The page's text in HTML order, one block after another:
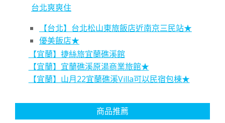
台北爽爽住
【台北】台北松山東旅飯店近南京三民站★
優美飯店★
【宜蘭】捷絲旅宜蘭礁溪館
【宜蘭】宜蘭礁溪原湯商業旅館★
【宜蘭】山月22宜蘭礁溪Villa可以民宿包棟★
商品推薦